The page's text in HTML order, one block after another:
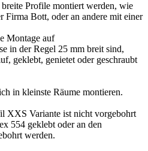
Profile montiert werden, wie
Firma Bott, oder an andere mit einer
Montage auf
in der Regel 25 mm breit sind,
geklebt, genietet oder geschraubt
in kleinste Räume montieren.
XXS Variante ist nicht vorgebohrt
554 geklebt oder an den
werden.